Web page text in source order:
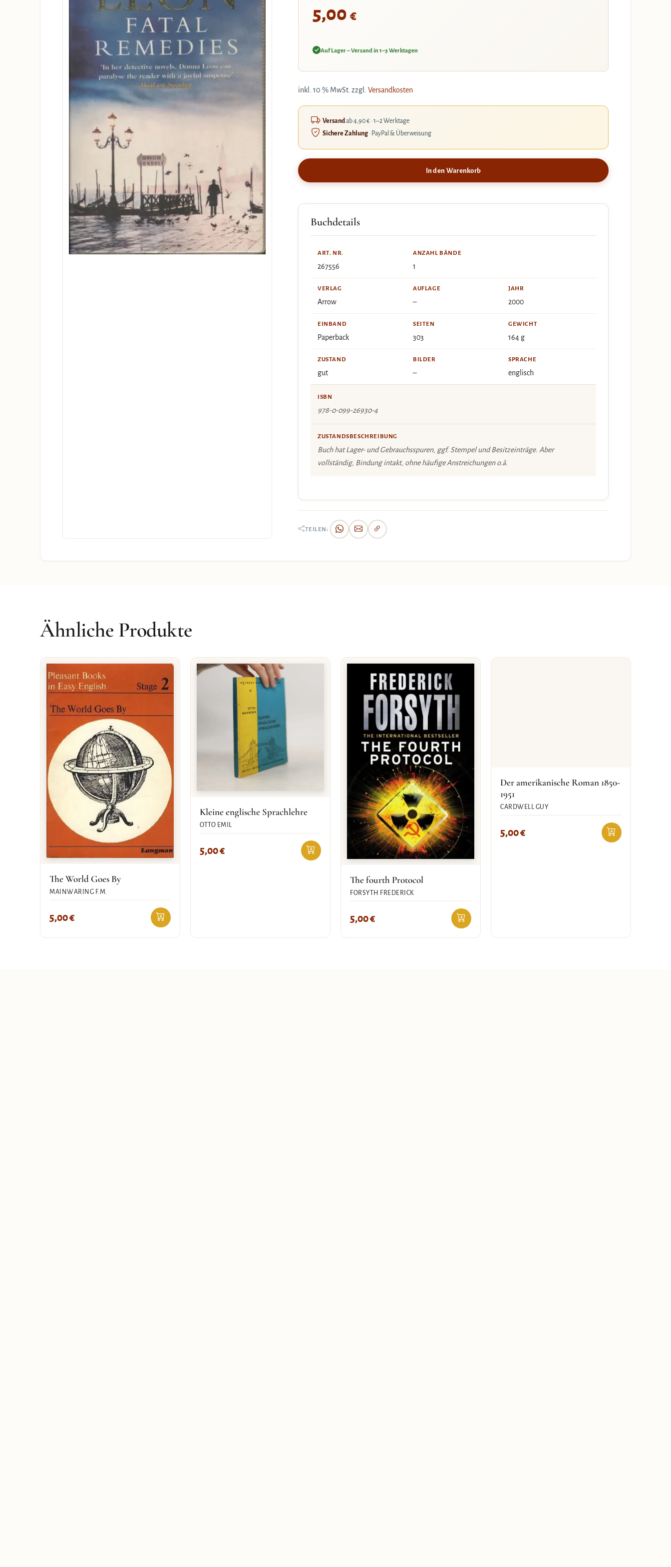
5,00 €
Auf Lager – Versand in 1–3 Werktagen
inkl. 10 % MwSt. zzgl. Versandkosten
Versandab 4,90 € · 1–2 Werktage
Sichere Zahlung· PayPal & Überweisung
In den Warenkorb
Buchdetails
ART. NR.
267556
ANZAHL BÄNDE
1
VERLAG
Arrow
AUFLAGE
–
JAHR
2000
EINBAND
Paperback
SEITEN
303
GEWICHT
164 g
ZUSTAND
gut
BILDER
–
SPRACHE
englisch
ISBN
978-0-099-26930-4
ZUSTANDSBESCHREIBUNG
Buch hat Lager- und Gebrauchsspuren, ggf. Stempel und Besitzeinträge. Aber
vollständig, Bindung intakt, ohne häufige Anstreichungen o.ä.
TEILEN:
Ähnliche Produkte
The World Goes By
MAINWARING F.M.
5,00€
Kleine englische Sprachlehre
OTTO EMIL
5,00€
The fourth Protocol
FORSYTH FREDERICK
5,00€
Der amerikanische Roman 1850-
1951
CARDWELL GUY
5,00€